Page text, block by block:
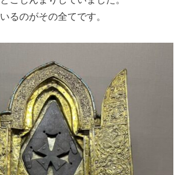
るのがその全てです。